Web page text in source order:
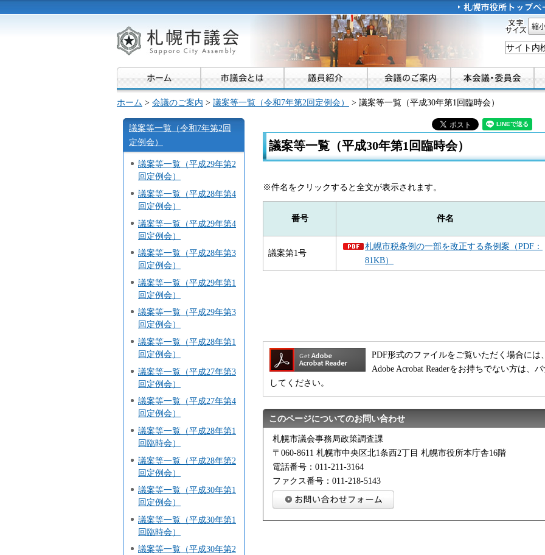
文
縮小
ホーム > 会議のご案内 > 議案等一覧（令和7年第2回定例会） > 議案等一覧（平成30年第1回臨時会）
議案等一覧（令和7年第2回
定例会）
議案等一覧（平成29年第2
回定例会）
議案等一覧（平成28年第4
回定例会）
議案等一覧（平成29年第4
回定例会）
議案等一覧（平成28年第3
回定例会）
議案等一覧（平成29年第1
回定例会）
議案等一覧（平成29年第3
回定例会）
議案等一覧（平成28年第1
回定例会）
議案等一覧（平成27年第3
回定例会）
議案等一覧（平成27年第4
回定例会）
議案等一覧（平成28年第1
回臨時会）
議案等一覧（平成28年第2
回定例会）
議案等一覧（平成30年第1
回定例会）
議案等一覧（平成30年第1
回臨時会）
議案等一覧（平成30年第2
議案等一覧（平成30年第1回臨時会）
※件名をクリックすると全文が表示されます。
番号 件名
議案第1号
札幌市税条例の一部を改正する条例案（PDF：
81KB）
PDF形式のファイルをご覧いただく場合には
Adobe Acrobat Readerをお持ちでない方は、
してください。
このページについてのお問い合わせ
札幌市議会事務局政策調査課
〒060-8611 札幌市中央区北1条西2丁目 札幌市役所本庁舎16階
電話番号：011-211-3164
ファクス番号：011-218-5143